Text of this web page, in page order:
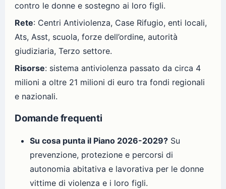
contro le donne e sostegno ai loro figli.
Rete: Centri Antiviolenza, Case Rifugio, enti locali,
Ats, Asst, scuola, forze dell’ordine, autorità
giudiziaria, Terzo settore.
Risorse: sistema antiviolenza passato da circa 4
milioni a oltre 21 milioni di euro tra fondi regionali
e nazionali.
Domande frequenti
Su cosa punta il Piano 2026-2029? Su
prevenzione, protezione e percorsi di
autonomia abitativa e lavorativa per le donne
vittime di violenza e i loro figli.